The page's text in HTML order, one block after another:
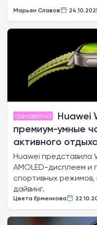
Марьян Славов
ОБНОВЛЕНО
Huawei
премиум-умные
активного
Huawei представила
AMOLED-дисплеем и
спортивных режимов,
дайвинг.
Цвета Ерменкова